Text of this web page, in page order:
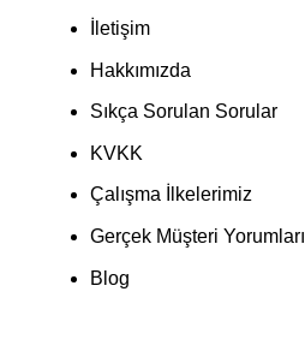
İletişim
Hakkımızda
Sıkça Sorulan Sorular
KVKK
Çalışma İlkelerimiz
Gerçek Müşteri Yorumları
Blog